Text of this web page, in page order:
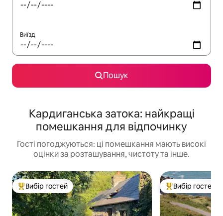
Виїзд
Пошук
Кардиганська затока: найкращі
помешкання для відпочинку
Гості погоджуються: ці помешкання мають високі
оцінки за розташування, чистоту та інше.
Топ вибір гостей
Вибір гостей Топ вибір гостей
Вибір гостей